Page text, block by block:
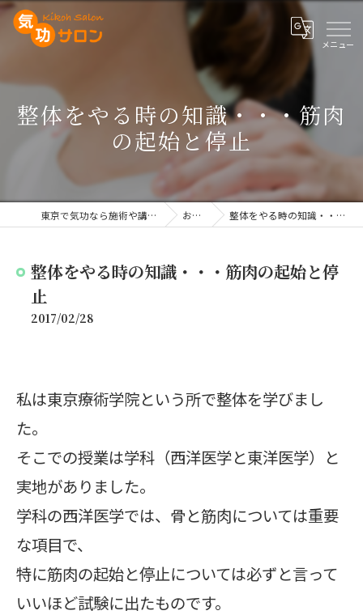
整体をやる時の知識・・・筋肉
の起始と停止
東京で気功なら施術や講座を行う気功サロン お知らせ 整体をやる時の知識・・・筋肉の起始と停止
整体をやる時の知識・・・筋肉の起始と停
止
2017/02/28
私は東京療術学院という所で整体を学びまし
た。
そこでの授業は学科（西洋医学と東洋医学）と
実地がありました。
学科の西洋医学では、骨と筋肉については重要
な項目で、
特に筋肉の起始と停止については必ずと言って
いいほど試験に出たものです。